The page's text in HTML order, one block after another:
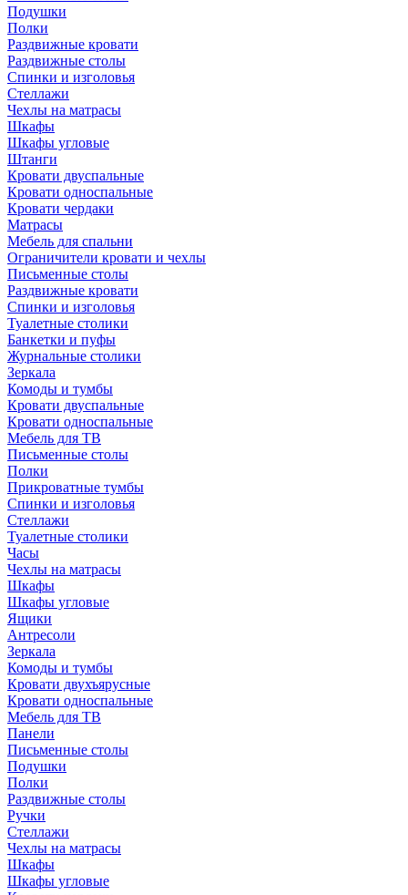
Подушки
Полки
Раздвижные кровати
Раздвижные столы
Спинки и изголовья
Стеллажи
Чехлы на матрасы
Шкафы
Шкафы угловые
Штанги
Кровати двуспальные
Кровати односпальные
Кровати чердаки
Матрасы
Мебель для спальни
Ограничители кровати и чехлы
Письменные столы
Раздвижные кровати
Спинки и изголовья
Туалетные столики
Банкетки и пуфы
Журнальные столики
Зеркала
Комоды и тумбы
Кровати двуспальные
Кровати односпальные
Мебель для ТВ
Письменные столы
Полки
Прикроватные тумбы
Спинки и изголовья
Стеллажи
Туалетные столики
Часы
Чехлы на матрасы
Шкафы
Шкафы угловые
Ящики
Антресоли
Зеркала
Комоды и тумбы
Кровати двухъярусные
Кровати односпальные
Мебель для ТВ
Панели
Письменные столы
Подушки
Полки
Раздвижные столы
Ручки
Стеллажи
Чехлы на матрасы
Шкафы
Шкафы угловые